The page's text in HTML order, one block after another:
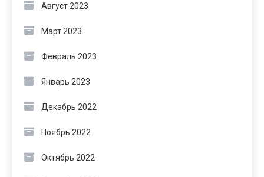
Август 2023
Март 2023
Февраль 2023
Январь 2023
Декабрь 2022
Ноябрь 2022
Октябрь 2022